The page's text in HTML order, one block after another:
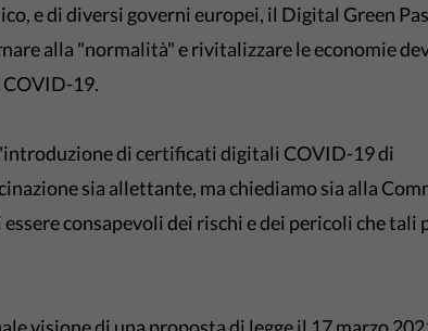
e di diversi governi europei, il Digital Green
alla "normalità" e rivitalizzare le economie
19.
di certificati digitali COVID-19 di
sia allettante, ma chiediamo sia alla
consapevoli dei rischi e dei pericoli che